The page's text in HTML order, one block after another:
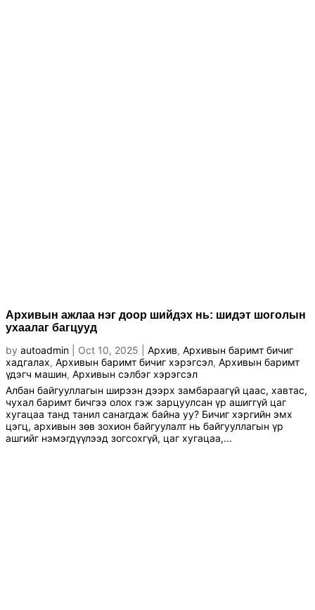
Архивын ажлаа нэг доор шийдэх нь: шидэт шоголын
ухаалаг багцууд
by autoadmin Oct 10, 2025 Архив, Архивын баримт бичиг
хадгалах, Архивын баримт бичиг хэрэгсэл, Архивын баримт
үдэгч машин, Архивын сэлбэг хэрэгсэл
Албан байгууллагын ширээн дээрх замбараагүй цаас, хавтас,
чухал баримт бичгээ олох гэж зарцуулсан үр ашиггүй цаг
хугацаа танд танил санагдаж байна уу? Бичиг хэргийн эмх
цэгц, архивын зөв зохион байгуулалт нь байгууллагын үр
ашгийг нэмэгдүүлээд зогсохгүй, цаг хугацаа,...